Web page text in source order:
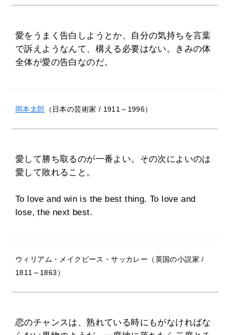
愛をうまく告白しようとか、自分の気持ちを言葉
で訴えようなんて、構える必要はない。きみの体
全体が愛の告白なのだ。
岡本太郎 （日本の芸術家 / 1911～1996）
愛して勝ち取るのが一番よい。その次によいのは
愛して敗れること。
To love and win is the best thing. To love and
lose, the next best.
ウィリアム・メイクピース・サッカレー（英国の小説家 /
1811～1863）
恋のチャンスは、熟れている時にもがなければな